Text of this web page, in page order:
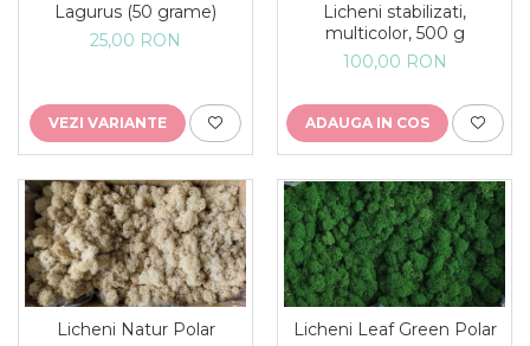
Lagurus (50 grame)
25,00 RON
VEZI VARIANTE
Licheni stabilizati,
multicolor, 500 g
100,00 RON
ADAUGA IN COS
Licheni Natur Polar
Licheni Leaf Green Polar